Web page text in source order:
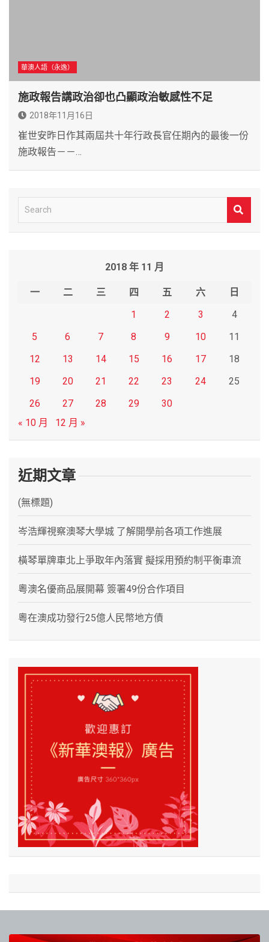
華澳人語（永逸）
施政報告講政治卻也凸顯政治敏感性不足
2018年11月16日
崔世安昨日作其兩屆共十年行政長官任期內的最後一份
施政報告－－…
e
2018 年 11 月
一 二 三 四 五 六
日
1
2 3
4
5
6 7 8 9 10
11
12
13 14 15 16 17
18
19
20 21 22 23 24
25
26
27 28 29
30
« 10 月
12 月 »
近期文章
(無標題)
岑浩輝視察澳琴大學城 了解開學前各項工作進展
橫琴單牌車北上爭取年內落實 擬採用預約制平衡車流
粵澳名優商品展開幕 簽署49份合作項目
粵在澳成功發行25億人民幣地方債